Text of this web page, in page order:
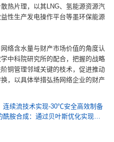
热片理，以其LNG、氢能源资源汽
性生产发电操作平台等墨环保能源
络含水量与财产市场价值的角度认
中科院研究所的配合，把握的战略
铜管理邻域关键的枝术，促进推动
，以具体举措弘扬网络企业的财产
连续流技术实现-30℃安全高效制备